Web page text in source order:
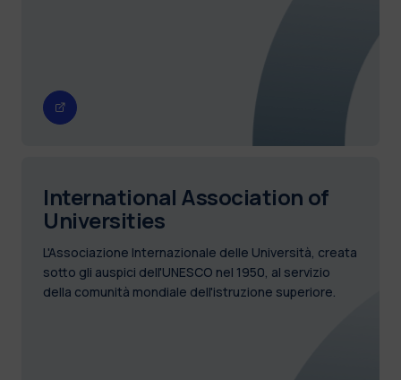
International Association of
Universities
L'Associazione Internazionale delle Università, creata
sotto gli auspici dell'UNESCO nel 1950, al servizio
della comunità mondiale dell'istruzione superiore.